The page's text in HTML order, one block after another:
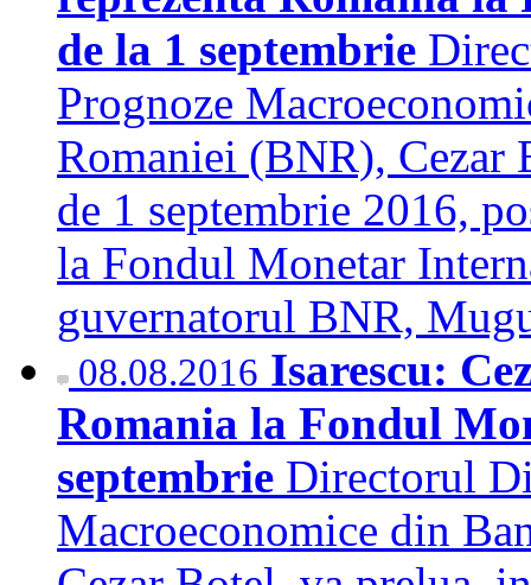
de la 1 septembrie
Prognoze
Romaniei (BNR), Cezar
de 1 septembrie 2016,
la Fondul Monetar
guvernatorul BNR,
08.08.2016 Isarescu:
Romania la Fondul
septembrie Directorul
Macroeconomice din